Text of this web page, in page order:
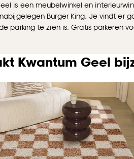
is een meubelwinkel en
Burger King. Je vindt er
parking te zien is. Gratis parkeren
Kwantum Geel